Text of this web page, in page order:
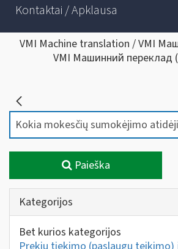
Kontaktai / Apklausa
VMI Machine translation / VMI
VMI Машинний переклад (
Paieška
Kategorijos
Bet kurios kategorijos